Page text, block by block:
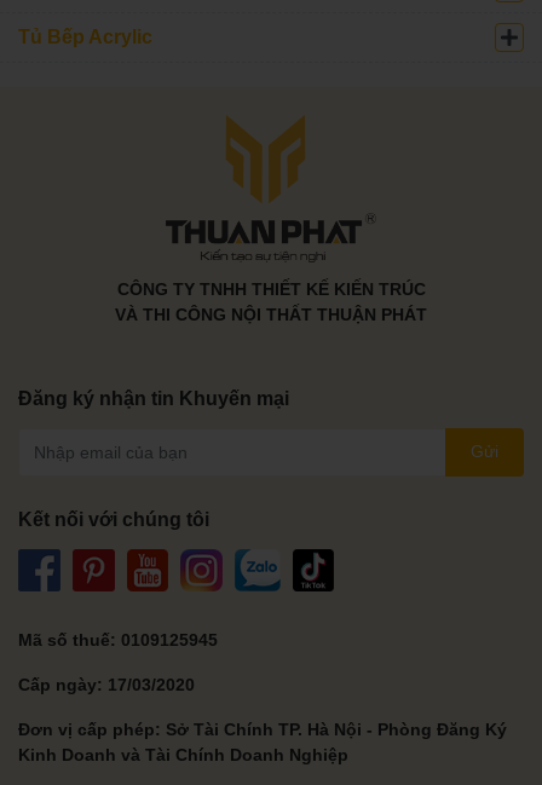
Tủ Bếp Acrylic
CÔNG TY TNHH THIẾT KẾ KIẾN TRÚC
VÀ THI CÔNG NỘI THẤT THUẬN PHÁT
Đăng ký nhận tin Khuyến mại
Gửi
Kết nối với chúng tôi
Mã số thuế: 0109125945
Cấp ngày: 17/03/2020
Đơn vị cấp phép: Sở Tài Chính TP. Hà Nội - Phòng Đăng Ký
Kinh Doanh và Tài Chính Doanh Nghiệp